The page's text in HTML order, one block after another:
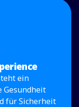
ein
Gesundheit
für Sicherheit